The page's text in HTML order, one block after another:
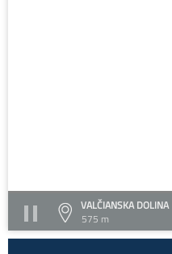
VALČIANSKA DOLINA
575 m